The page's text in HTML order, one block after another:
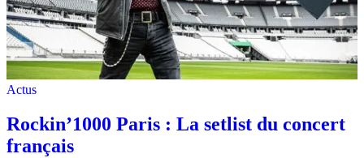
Actus
Rockin’1000 Paris : La setlist du concert
français